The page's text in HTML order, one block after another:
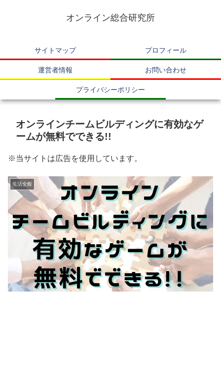
オンライン総合研究所
サイトマップ プロフィール
運営者情報 お問い合わせ
プライバシーポリシー
オンラインチームビルディングに有効なゲ
ームが無料でできる!!
※当サイトは広告を使用しています。
生活全般